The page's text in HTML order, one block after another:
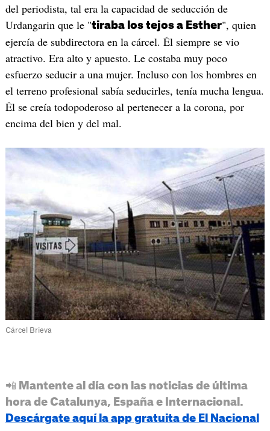
del periodista, tal era la capacidad de seducción de
Urdangarin que le "tiraba los tejos a Esther", quien
ejercía de subdirectora en la cárcel. Él siempre se vio
atractivo. Era alto y apuesto. Le costaba muy poco
esfuerzo seducir a una mujer. Incluso con los hombres en
el terreno profesional sabía seducirles, tenía mucha lengua.
Él se creía todopoderoso al pertenecer a la corona, por
encima del bien y del mal.
Cárcel Brieva
📲 Mantente al día con las noticias de última
hora de Catalunya, España e Internacional.
Descárgate aquí la app gratuita de El Nacional